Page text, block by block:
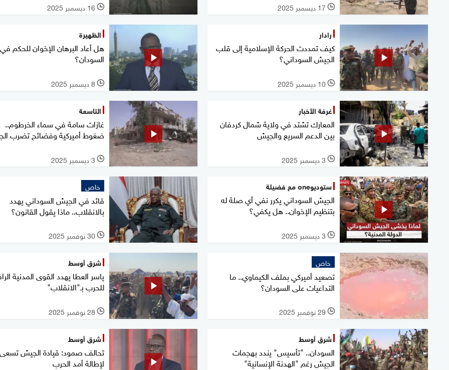
l 17 ديسمبر 2025 l 16 ديسمبر 2025
رادار
كيف تمددت الحركة الإسلامية إلى قلب
الجيش السوداني؟
l 10 ديسمبر 2025
الظهيرة
هل أعاد البرهان الإخوان للحكم في
السودان؟
l 8 ديسمبر 2025
غرفة الأخبار
المعارك تشتد في ولاية شمال كردفان
بين الدعم السريع والجيش
l 3 ديسمبر 2025
التاسعة
غازات سامة في سماء الخرطوم..
ضغوط أميركية وفضائح تضرب
l 3 ديسمبر 2025
ستوديوone مع فضيلة
الجيش السوداني يكرر نفي أي صلة له
بتنظيم الإخوان.. هل يكفي؟
l 3 ديسمبر 2025
خاص
قائد في الجيش السوداني يهدد
بالانقلاب.. ماذا يقول القانون؟
l 30 نوفمبر 2025
خاص
تصعيد أميركي بملف الكيماوي.. ما
التداعيات على السودان؟
l 29 نوفمبر 2025
شرق أوسط
ياسر العطا يهدد القوى المدنية
للحرب بـ"الانقلاب"
l 28 نوفمبر 2025
شرق أوسط
السودان.. "تأسيس" يندد بهجمات
الجيش رغم "الهدنة الإنسانية"
شرق أوسط
تحالف صمود: قيادة الجيش تسعى
لإطالة أمد الحرب